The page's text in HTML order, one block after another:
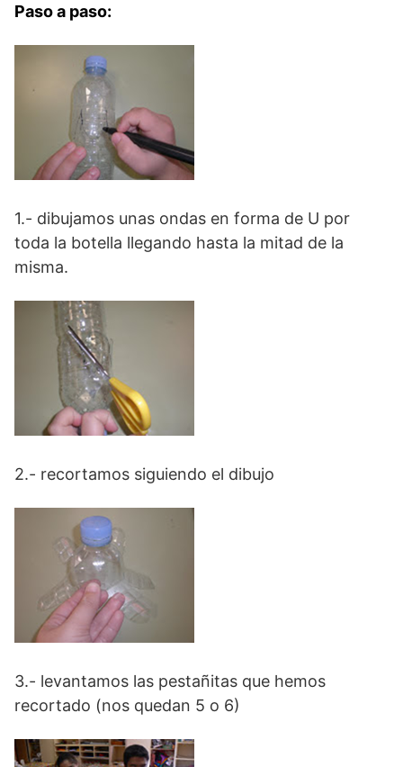
Paso a paso:
1.- dibujamos unas ondas en forma de U por
toda la botella llegando hasta la mitad de la
misma.
2.- recortamos siguiendo el dibujo
3.- levantamos las pestañitas que hemos
recortado (nos quedan 5 o 6)